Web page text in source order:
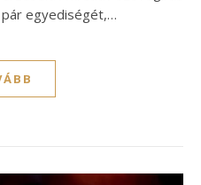
pár egyediségét,…